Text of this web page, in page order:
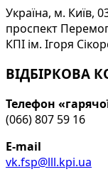
Україна, м. Київ,
проспект
КПІ ім. Ігоря
ВІДБІРКОВА
Телефон «гарячої
(066) 807 59 16
E-mail
vk.fsp@lll.kpi.ua